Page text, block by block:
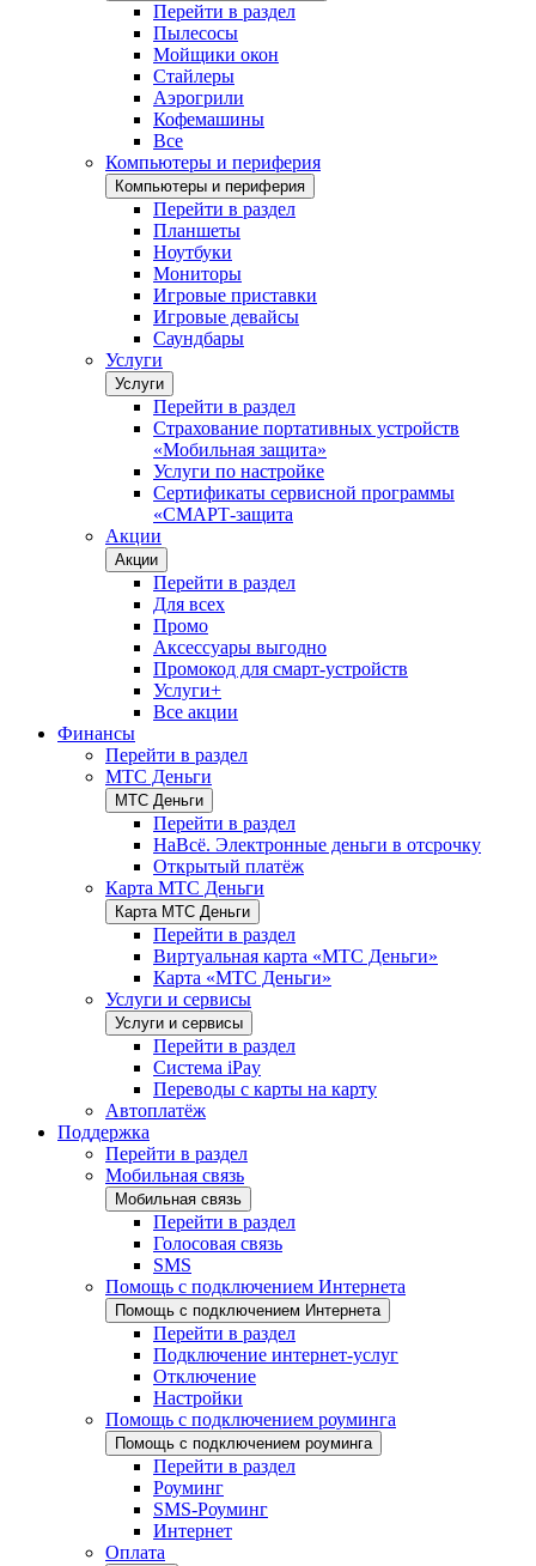
Перейти в раздел
Пылесосы
Мойщики окон
Стайлеры
Аэрогрили
Кофемашины
Все
Компьютеры и периферия
Компьютеры и периферия
Перейти в раздел
Планшеты
Ноутбуки
Мониторы
Игровые приставки
Игровые девайсы
Саундбары
Услуги
Услуги
Перейти в раздел
Страхование портативных устройств
«Мобильная защита»
Услуги по настройке
Сертификаты сервисной программы
«СМАРТ-защита
Акции
Акции
Перейти в раздел
Для всех
Промо
Аксессуары выгодно
Промокод для смарт-устройств
Услуги+
Все акции
Финансы
Перейти в раздел
МТС Деньги
МТС Деньги
Перейти в раздел
НаВсё. Электронные деньги в отсрочку
Открытый платёж
Карта МТС Деньги
Карта МТС Деньги
Перейти в раздел
Виртуальная карта «МТС Деньги»
Карта «МТС Деньги»
Услуги и сервисы
Услуги и сервисы
Перейти в раздел
Система iPay
Переводы с карты на карту
Автоплатёж
Поддержка
Перейти в раздел
Мобильная связь
Мобильная связь
Перейти в раздел
Голосовая связь
SMS
Помощь с подключением Интернета
Помощь с подключением Интернета
Перейти в раздел
Подключение интернет-услуг
Отключение
Настройки
Помощь с подключением роуминга
Помощь с подключением роуминга
Перейти в раздел
Роуминг
SMS-Роуминг
Интернет
Оплата